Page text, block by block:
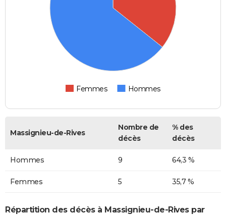
Femmes Hommes
Massignieu-de-Rives
Nombre de
décès
% des
décès
Hommes 9 64,3 %
Femmes 5 35,7 %
Répartition des décès à Massignieu-de-Rives par